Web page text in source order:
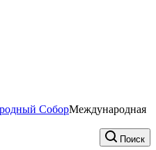
Международная
Поиск